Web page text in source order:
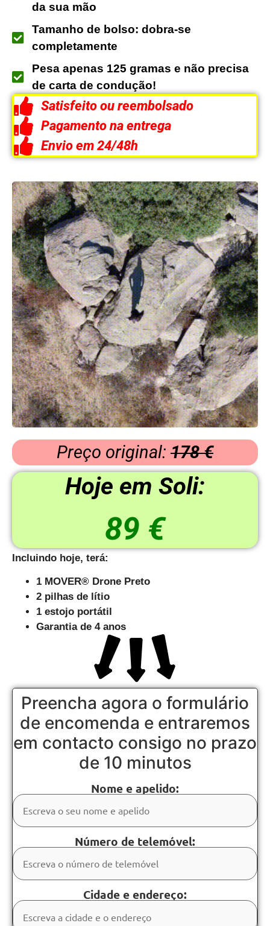
da sua mão
Tamanho de bolso: dobra-se
completamente
Pesa apenas 125 gramas e não precisa
de carta de condução!
Satisfeito ou reembolsado
Pagamento na entrega
Envio em 24/48h
Preço original: 178 €
Hoje em Soli:
89 €
Incluindo hoje, terá:
1 MOVER® Drone Preto
2 pilhas de lítio
1 estojo portátil
Garantia de 4 anos
Preencha agora o formulário
de encomenda e entraremos
em contacto consigo no prazo
de 10 minutos
Nome e apelido:
Número de telemóvel:
Cidade e endereço: